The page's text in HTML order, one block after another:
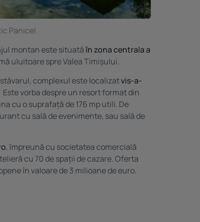
Panicel
montan este situatăîn zona centrala a
uluitoare spre Valea Timișului.
complexul este localizatvis-a-
Este vorba despre un resort format din
cu o suprafață de 176 mp utili. De
cu sală de evenimente, sau sală de
, împreună cu societatea comercială
cu 70 de spații de cazare. Oferta
în valoare de 3 milioane de euro.